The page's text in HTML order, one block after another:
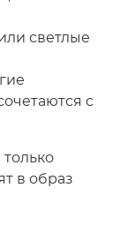
светлые
с
в образ